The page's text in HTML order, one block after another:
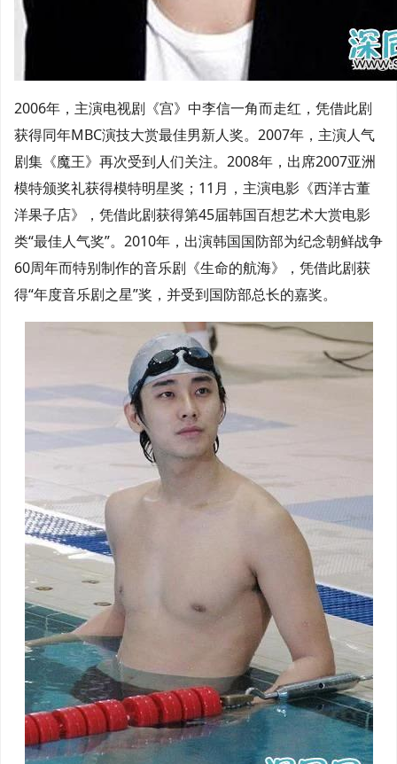
2006年，主演电视剧《宫》中李信一角而走红，凭借此剧
获得同年MBC演技大赏最佳男新人奖。2007年，主演人气
剧集《魔王》再次受到人们关注。2008年，出席2007亚洲
模特颁奖礼获得模特明星奖；11月，主演电影《西洋古董
洋果子店》，凭借此剧获得第45届韩国百想艺术大赏电影
类“最佳人气奖”。2010年，出演韩国国防部为纪念朝鲜战争
60周年而特别制作的音乐剧《生命的航海》，凭借此剧获
得“年度音乐剧之星”奖，并受到国防部总长的嘉奖。